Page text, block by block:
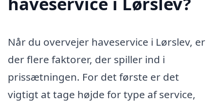
Når du overvejer haveservice i Lørslev, er
der flere faktorer, der spiller ind i
prissætningen. For det første er det
vigtigt at tage højde for type af service,